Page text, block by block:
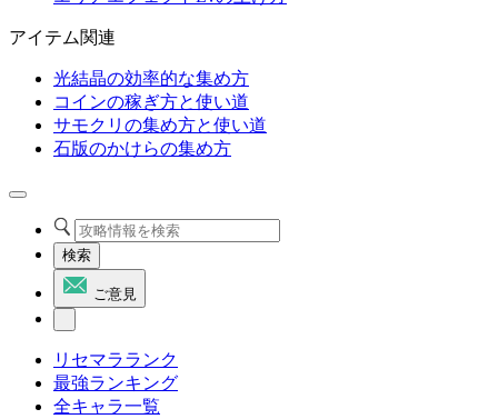
アイテム関連
光結晶の効率的な集め方
コインの稼ぎ方と使い道
サモクリの集め方と使い道
石版のかけらの集め方
検索
ご意見
リセマラランク
最強ランキング
全キャラ一覧